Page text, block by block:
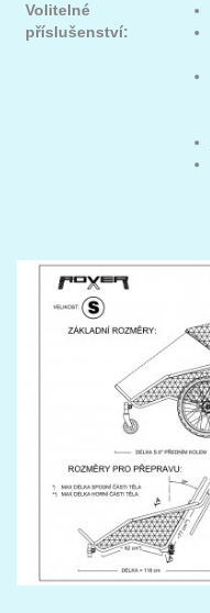
Volitelné
příslušenství: